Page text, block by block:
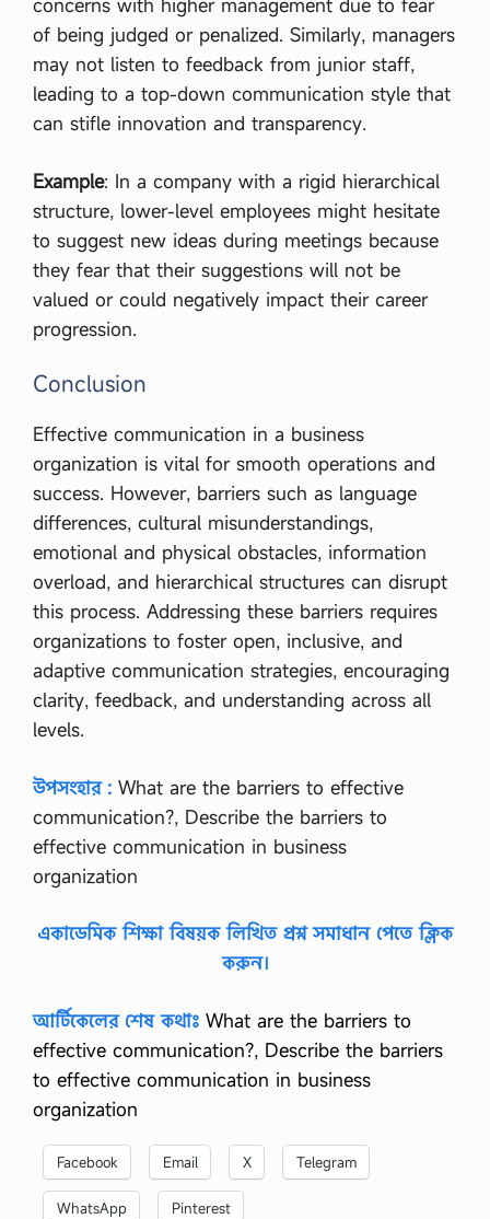
of being judged or penalized. Similarly, managers
may not listen to feedback from junior staff,
leading to a top-down communication style that
can stifle innovation and transparency.
Example: In a company with a rigid hierarchical
structure, lower-level employees might hesitate
to suggest new ideas during meetings because
they fear that their suggestions will not be
valued or could negatively impact their career
progression.
Conclusion
Effective communication in a business
organization is vital for smooth operations and
success. However, barriers such as language
differences, cultural misunderstandings,
emotional and physical obstacles, information
overload, and hierarchical structures can disrupt
this process. Addressing these barriers requires
organizations to foster open, inclusive, and
adaptive communication strategies, encouraging
clarity, feedback, and understanding across all
levels.
উপসংহার : What are the barriers to effective
communication?, Describe the barriers to
effective communication in business
organization
একাডেমিক শিক্ষা বিষয়ক লিখিত প্রশ্ন সমাধান পেতে ক্লিক
করুন।
আর্টিকেলের শেষ কথাঃ What are the barriers to
effective communication?, Describe the barriers
to effective communication in business
organization
Facebook Email X Telegram
WhatsApp Pinterest